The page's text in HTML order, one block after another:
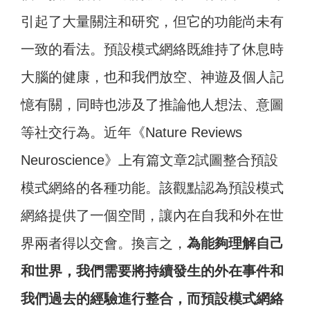
引起了大量關注和研究，但它的功能尚未有
一致的看法。預設模式網絡既維持了休息時
大腦的健康，也和我們放空、神遊及個人記
憶有關，同時也涉及了推論他人想法、意圖
等社交行為。近年《Nature Reviews
Neuroscience》上有篇文章2試圖整合預設
模式網絡的各種功能。該觀點認為預設模式
網絡提供了一個空間，讓內在自我和外在世
界兩者得以交會。換言之， 為能夠理解自己
和世界，我們需要將持續發生的外在事件和
我們過去的經驗進行整合，而預設模式網絡